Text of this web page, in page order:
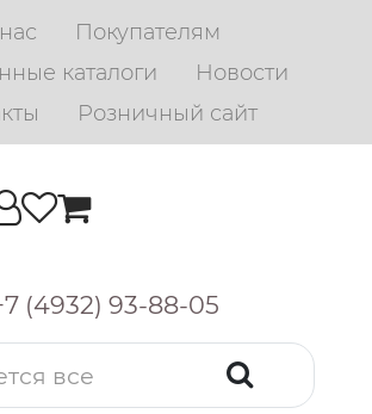
Покупателям
каталоги
Новости
Розничный сайт
(4932) 93-88-05